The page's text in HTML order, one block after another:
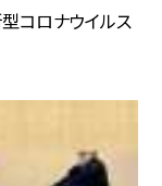
コロナウイルス